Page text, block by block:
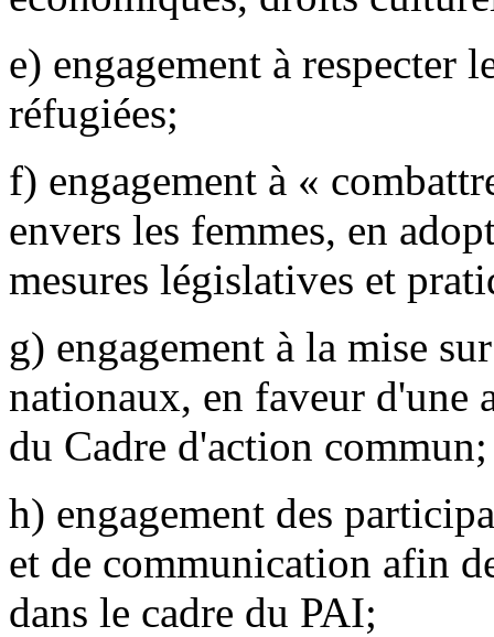
e) engagement à respecter
réfugiées;
f) engagement à «
envers les femmes, en
mesures législatives et
g) engagement à la mise
nationaux, en faveur d'une
du Cadre d'action commun;
h) engagement des
et de communication afin
dans le cadre du PAI;